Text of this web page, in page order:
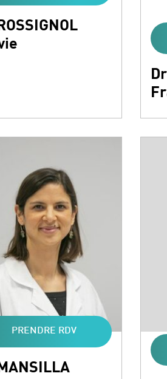
PRENDRE RDV